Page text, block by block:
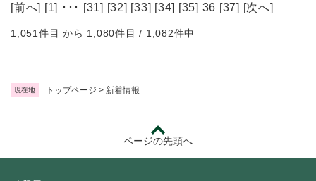
現在地 トップページ > 新着情報
[前へ] [1] ･･･ [31] [32] [33] [34] [35] 36 [37] [次へ]
1,051件目 から 1,080件目 / 1,082件中
ページの先頭へ